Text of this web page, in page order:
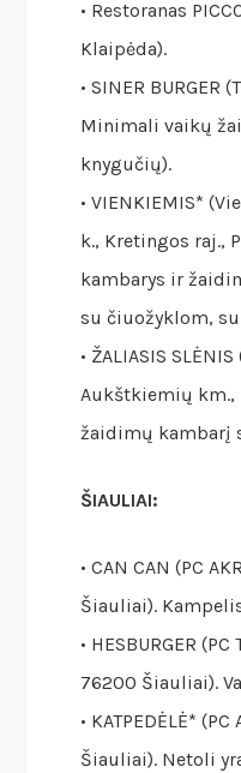
• Restoranas
Klaipėda).
• SINER BURGER
Minimali vaikų
knygučių).
• VIENKIEMIS*
k., Kretingos raj.,
kambarys ir
su čiuožyklom,
• ŽALIASIS
Aukštkiemių km.,
žaidimų kambarį
ŠIAULIAI:
• CAN CAN (PC
Šiauliai).
• HESBURGER
76200 Šiauliai).
• KATPEDĖLĖ*
Šiauliai). Netoli